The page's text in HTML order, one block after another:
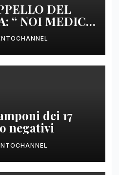
DEL
“ NOI MEDICI
SENZA ARMI
dei 17
negativi